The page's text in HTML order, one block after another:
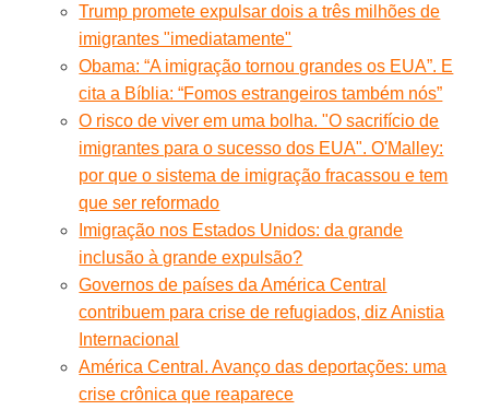
Trump promete expulsar dois a três milhões de
imigrantes "imediatamente"
Obama: “A imigração tornou grandes os EUA”. E
cita a Bíblia: “Fomos estrangeiros também nós”
O risco de viver em uma bolha. "O sacrifício de
imigrantes para o sucesso dos EUA". O'Malley:
por que o sistema de imigração fracassou e tem
que ser reformado
Imigração nos Estados Unidos: da grande
inclusão à grande expulsão?
Governos de países da América Central
contribuem para crise de refugiados, diz Anistia
Internacional
América Central. Avanço das deportações: uma
crise crônica que reaparece